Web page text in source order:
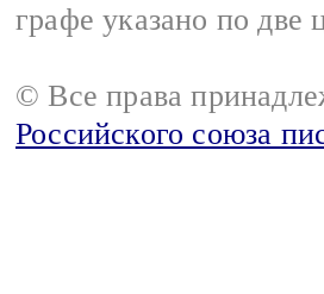
графе указано по две
© Все права
Российского союза